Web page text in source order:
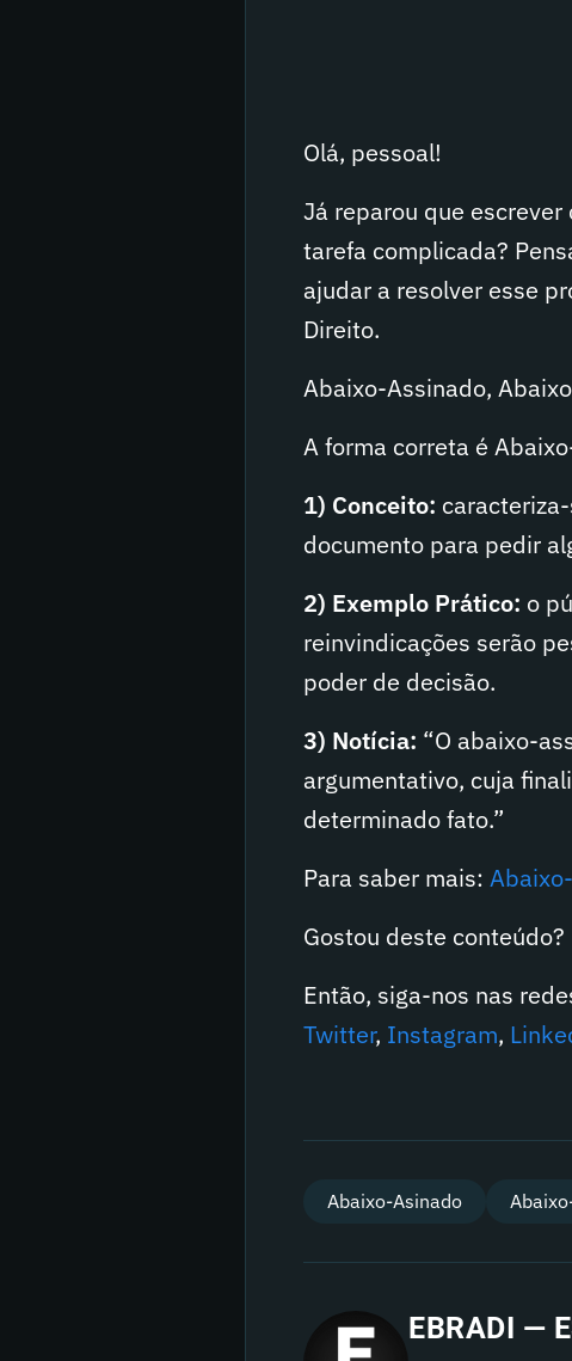
Olá, pessoal!
Já reparou que
tarefa complicada?
ajudar a resolver esse
Direito.
Abaixo-Assinado,
A forma correta é
1) Conceito:
documento para pedir
2) Exemplo Prático: o
reinvindicações serão
poder de decisão.
3) Notícia: “O abaixo-
argumentativo, cuja
determinado fato.”
Para saber mais:
Gostou deste conteúdo?
Então, siga-nos nas
Twitter, Instagram,
Abaixo-Asinado
EBRADI —